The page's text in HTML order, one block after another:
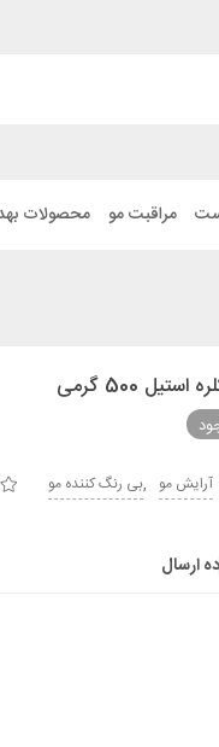
مراقبت مو محصولات
500 گرمی
آرایش مو ,بی رنگ کننده مو
ارسال